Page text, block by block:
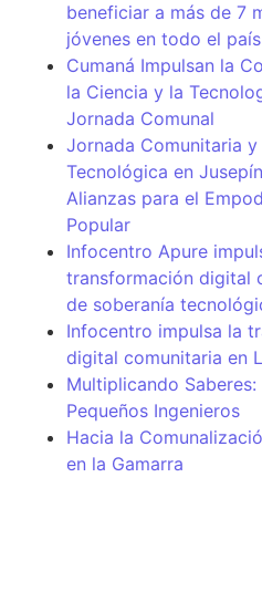
beneficiar a más de 7
jóvenes en todo el país
Cumaná Impulsan la
la Ciencia y la
Jornada Comunal
Jornada Comunitaria y
Tecnológica en
Alianzas para el
Popular
Infocentro Apure
transformación digital
de soberanía
Infocentro impulsa la
digital comunitaria en
Multiplicando
Pequeños Ingenieros
Hacia la
en la Gamarra